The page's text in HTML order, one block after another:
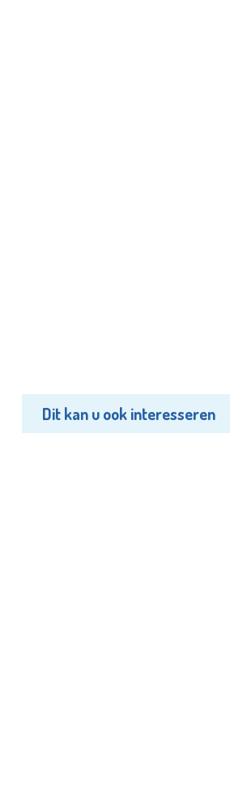
Dit kan u ook interesseren